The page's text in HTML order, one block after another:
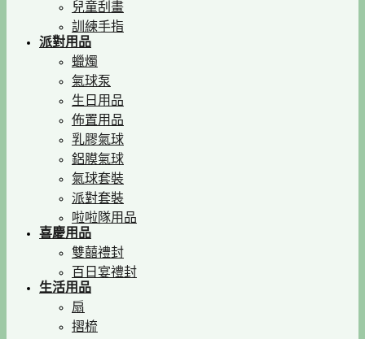
兒童刮畫
訓練手指
派對用品
蠟燭
氣球泵
生日用品
佈置用品
乳膠氣球
鋁膜氣球
氣球套裝
派對套裝
啦啦隊用品
喜慶用品
雙囍禮封
百日宴禮封
生活用品
扇
摺梳